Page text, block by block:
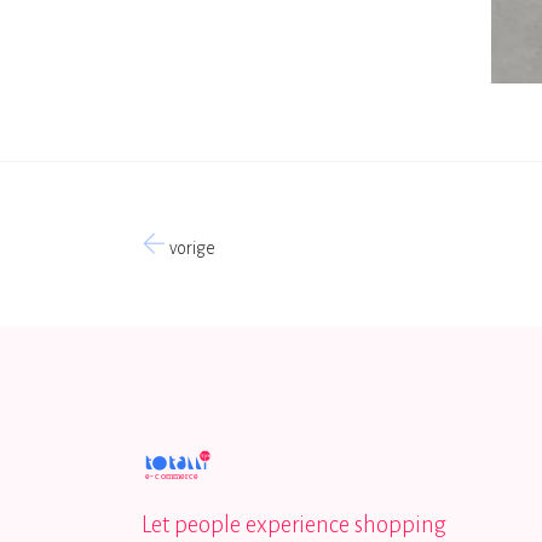
vorige
Let people experience shopping